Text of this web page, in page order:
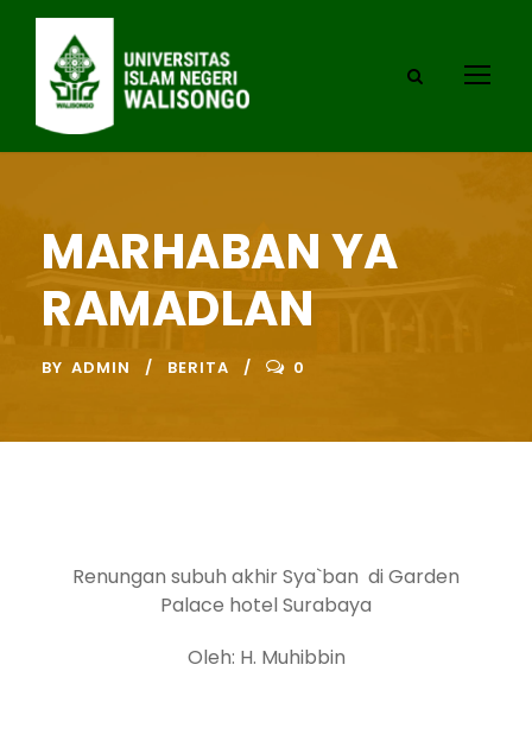
MARHABAN YA
RAMADLAN
BY ADMIN BERITA 0
Renungan subuh akhir Sya`ban di Garden
Palace hotel Surabaya
Oleh: H. Muhibbin